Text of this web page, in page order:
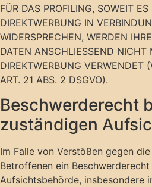
FÜR DAS PROFILING, SOWEIT
DIREKTWERBUNG IN
WIDERSPRECHEN, WERDEN
DATEN ANSCHLIESSEND NICHT
DIREKTWERBUNG VERWENDET
ART. 21 ABS. 2 DSGVO).
Beschwerde­recht
zuständigen
Im Falle von Verstößen gegen
Betroffenen ein
Aufsichtsbehörde, insbesondere